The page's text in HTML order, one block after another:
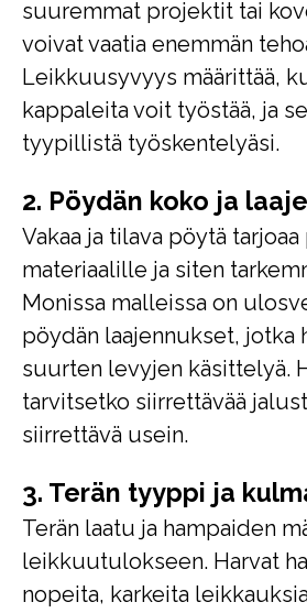
suuremmat projektit tai
voivat vaatia enemmän
Leikkuusyvyys määrittää,
kappaleita voit työstää, ja
tyypillistä työskentelyäsi.
2. Pöydän koko ja
Vakaa ja tilava pöytä
materiaalille ja siten
Monissa malleissa on
pöydän laajennukset, jotka
suurten levyjen käsittelyä.
tarvitsetko siirrettävää
siirrettävä usein.
3. Terän tyyppi ja
Terän laatu ja hampaiden
leikkuutulokseen. Harvat
nopeita, karkeita